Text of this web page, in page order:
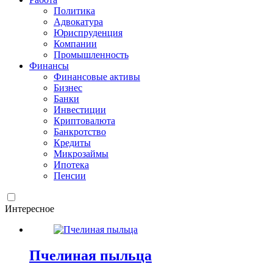
Политика
Адвокатура
Юриспруденция
Компании
Промышленность
Финансы
Финансовые активы
Бизнес
Банки
Инвестиции
Криптовалюта
Банкротство
Кредиты
Микрозаймы
Ипотека
Пенсии
Интересное
Пчелиная пыльца